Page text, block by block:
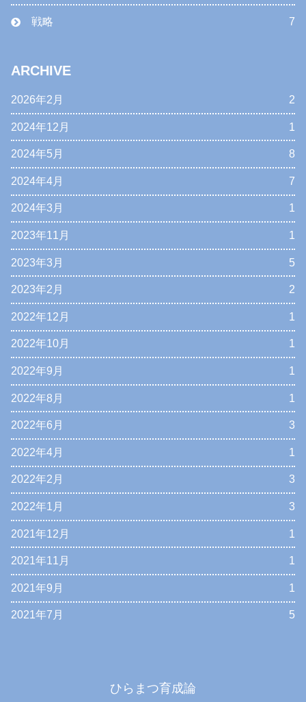
戦略 7
ARCHIVE
2026年2月 2
2024年12月 1
2024年5月 8
2024年4月 7
2024年3月 1
2023年11月 1
2023年3月 5
2023年2月 2
2022年12月 1
2022年10月 1
2022年9月 1
2022年8月 1
2022年6月 3
2022年4月 1
2022年2月 3
2022年1月 3
2021年12月 1
2021年11月 1
2021年9月 1
2021年7月 5
ひらまつ育成論